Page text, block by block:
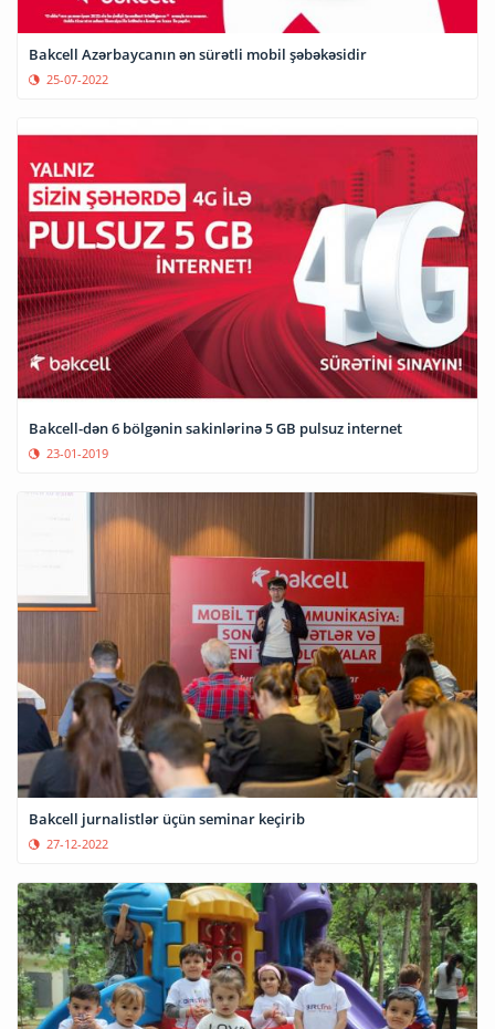
25-07-2022
Bakcell-dən 6 bölgənin sakinlərinə 5 GB pulsuz internet
23-01-2019
Bakcell jurnalistlər üçün seminar keçirib
27-12-2022